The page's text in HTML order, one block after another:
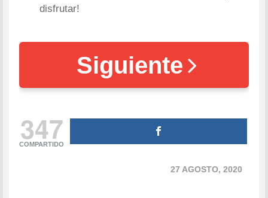
disfrutar!
Siguiente
347
COMPARTIDO
27 AGOSTO, 2020